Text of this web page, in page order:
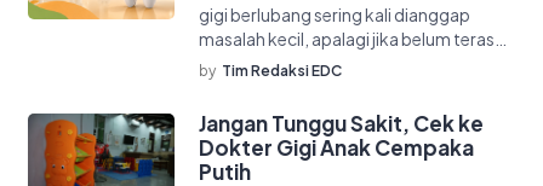
gigi berlubang sering kali dianggap
masalah kecil, apalagi jika belum terasa
sakit. Banyak orang baru mencari
layanan tambal […]
by Tim Redaksi EDC
Jangan Tunggu Sakit, Cek ke
Dokter Gigi Anak Cempaka
Putih